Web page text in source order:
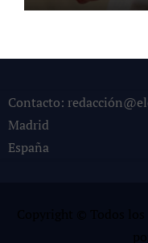
Contacto:
Madrid
España